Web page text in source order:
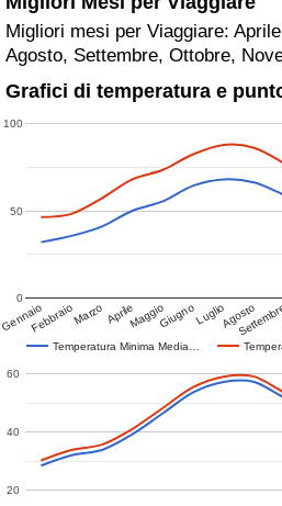
Migliori mesi per Viaggiare:
Agosto, Settembre, Ottobre,
Grafici di temperatura e
Temperatura Minima Media…
GennaioFebbraioMarzo AprileMaggioGiugnoLuglioAgosto
0
50
100
20
40
60